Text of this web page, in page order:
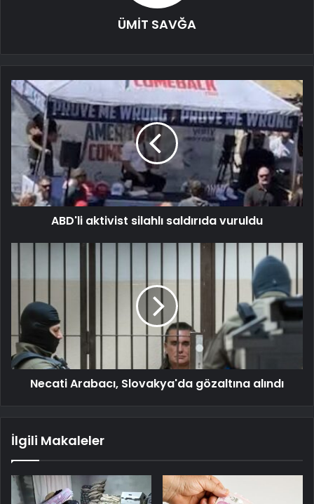
ÜMİT SAVĞA
ABD'li aktivist silahlı saldırıda vuruldu
Necati Arabacı, Slovakya'da gözaltına alındı
İlgili Makaleler